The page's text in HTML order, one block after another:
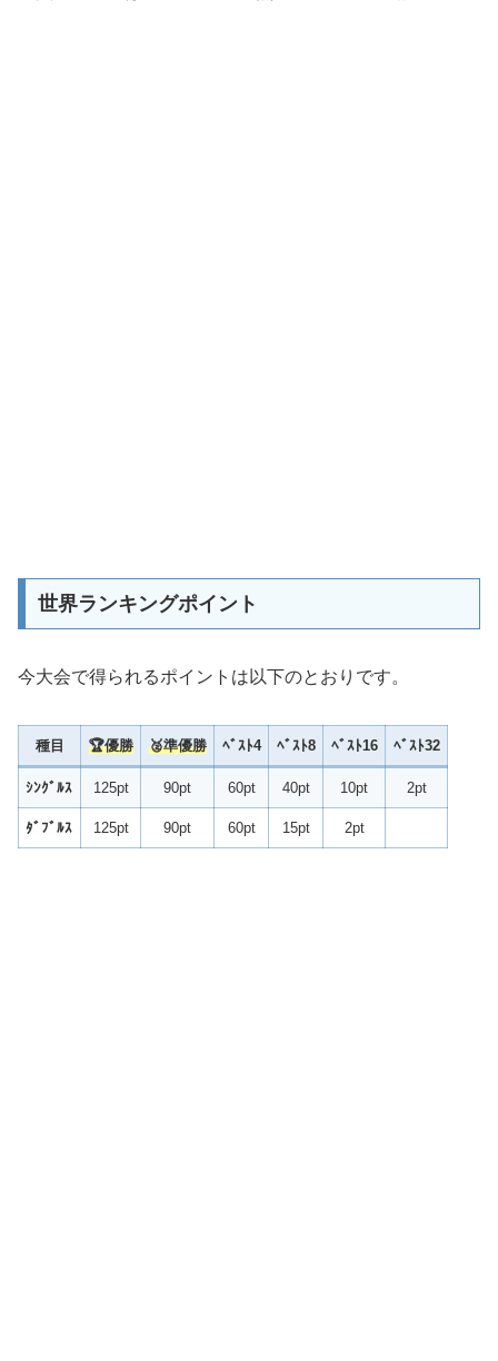
世界ランキングポイント
今大会で得られるポイントは以下のとおりです。
種目 🏆優勝 🥈準優勝 ﾍﾞｽﾄ4 ﾍﾞｽﾄ8 ﾍﾞｽﾄ16 ﾍﾞｽﾄ32
ｼﾝｸﾞﾙｽ 125pt 90pt 60pt 40pt 10pt 2pt
ﾀﾞﾌﾞﾙｽ 125pt 90pt 60pt 15pt 2pt